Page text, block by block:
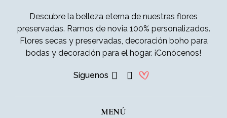
Descubre la belleza eterna de nuestras flores
preservadas. Ramos de novia 100% personalizados.
Flores secas y preservadas, decoración boho para
bodas y decoración para el hogar. ¡Conócenos!
Síguenos
MENÚ